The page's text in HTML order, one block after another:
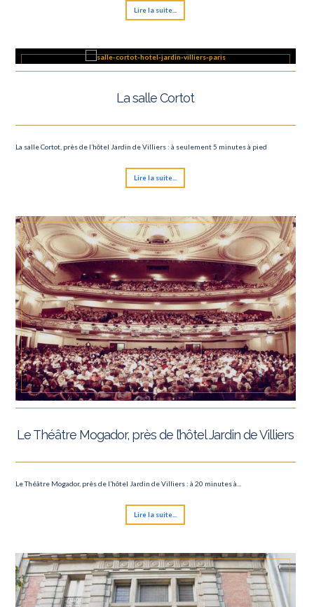
Lire la suite...
La salle Cortot
La salle Cortot, près de l’hôtel Jardin de Villiers : à seulement 5 minutes à pied
Lire la suite...
Le Théâtre Mogador, près de l’hôtel Jardin de Villiers
Le Théâtre Mogador, près de l’hôtel Jardin de Villiers : à 20 minutes à...
Lire la suite...